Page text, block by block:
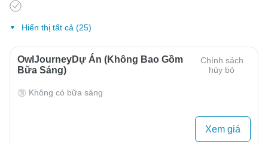
Hiển thị tất cả (25)
OwlJourneyDự Án (Không Bao Gồm
Bữa Sáng)
Chính sách
hủy bỏ
Không có bữa sáng
Xem giá